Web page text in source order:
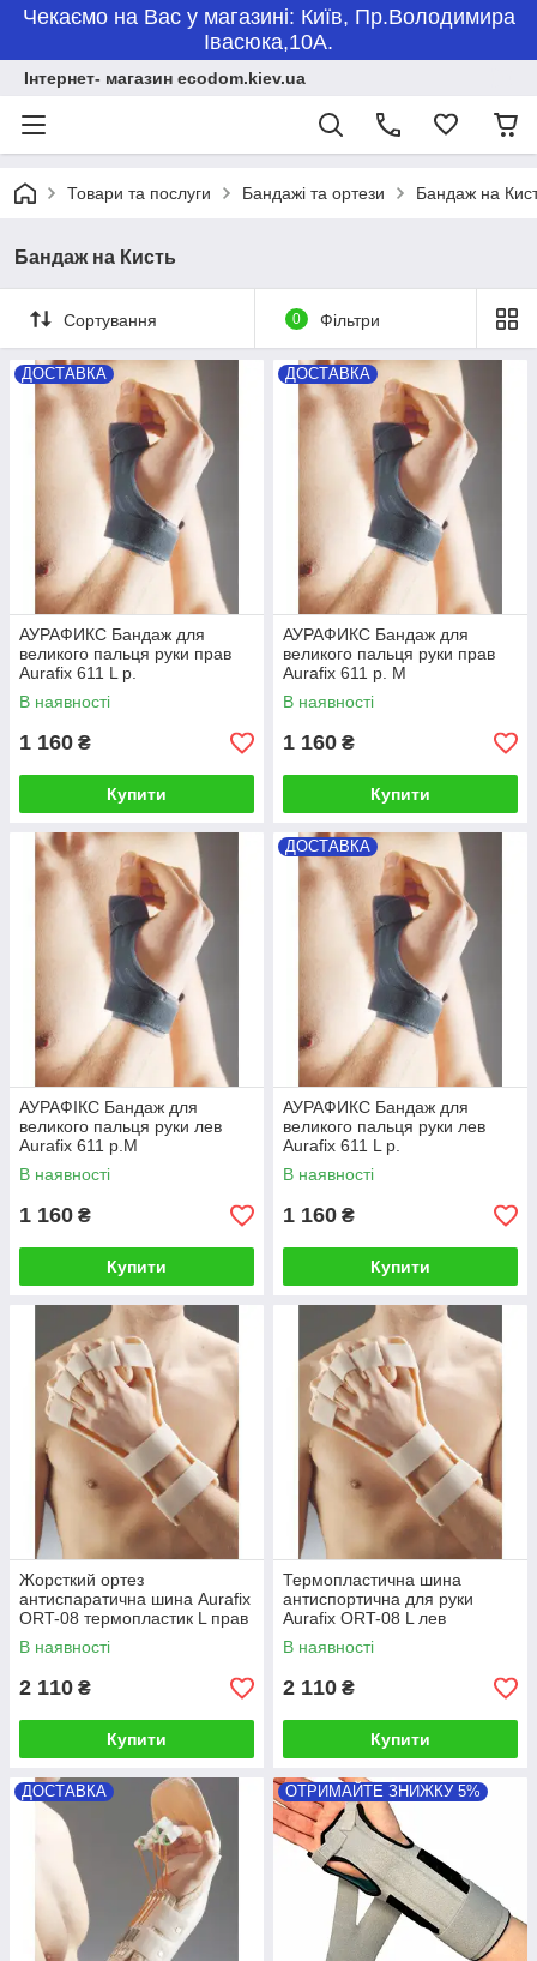
Чекаємо на Вас у магазині: Київ, Пр.Володимира
Івасюка,10А.
Інтернет- магазин ecodom.kiev.ua
Товари та послуги Бандажі та ортези Бандаж на
Бандаж на Кисть
Сортування 0 Фільтри
ДОСТАВКА
АУРАФИКС Бандаж для
великого пальця руки прав
Aurafix 611 L р.
В наявності
1 160 ₴
Купити
ДОСТАВКА
АУРАФИКС Бандаж для
великого пальця руки прав
Aurafix 611 р. М
В наявності
1 160 ₴
Купити
АУРАФІКС Бандаж для
великого пальця руки лев
Aurafix 611 р.М
В наявності
1 160 ₴
Купити
ДОСТАВКА
АУРАФИКС Бандаж для
великого пальця руки лев
Aurafix 611 L р.
В наявності
1 160 ₴
Купити
Жорсткий ортез
антиспаратична шина Aurafix
ORT-08 термопластик L прав
В наявності
2 110 ₴
Купити
Термопластична шина
антиспортична для руки
Aurafix ORT-08 L лев
В наявності
2 110 ₴
Купити
ДОСТАВКА ОТРИМАЙТЕ ЗНИЖКУ 5%